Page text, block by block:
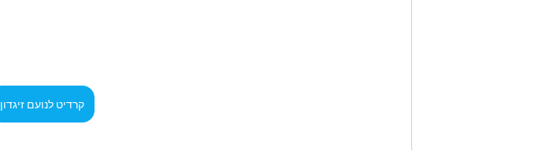
קרדיט לנועם זיגדון